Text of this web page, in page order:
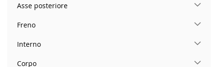
Asse posteriore
Freno
Interno
Corpo